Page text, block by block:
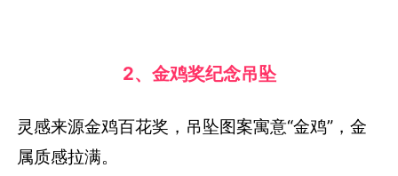
2、金鸡奖纪念吊坠
灵感来源金鸡百花奖，吊坠图案寓意“金鸡”，金
属质感拉满。